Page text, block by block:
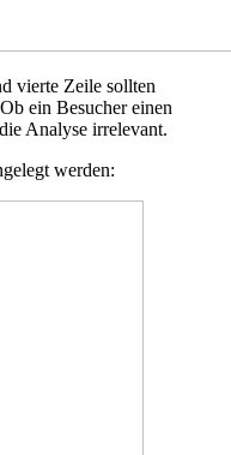
vierte Zeile sollten
ein Besucher einen
Analyse irrelevant.
werden: